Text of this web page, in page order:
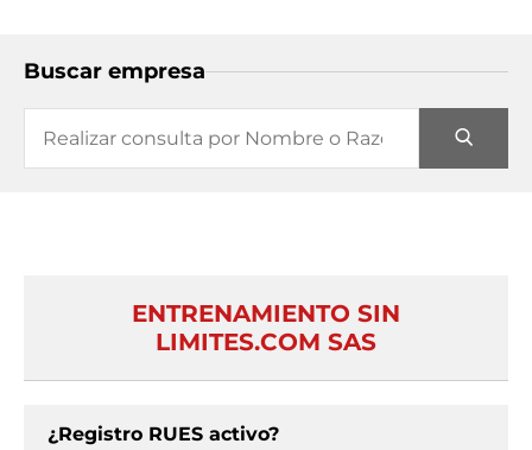
Buscar empresa
ENTRENAMIENTO SIN
LIMITES.COM SAS
¿Registro RUES activo?